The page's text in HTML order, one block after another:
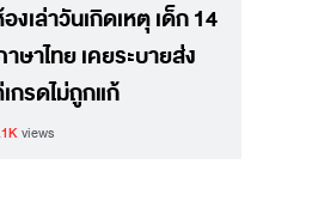
งเล่าวันเกิดเหตุ เด็ก 14
ษาไทย เคยระบายส่ง
กรดไม่ถูกแก้
views